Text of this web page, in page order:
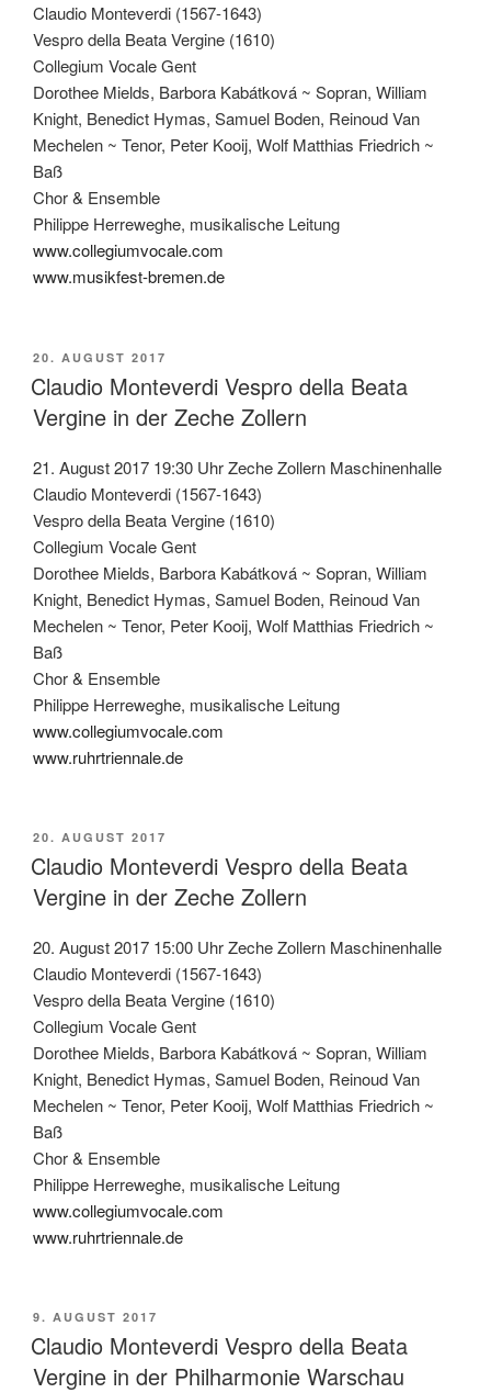
Claudio Monteverdi (1567-1643)
Vespro della Beata Vergine (1610)
Collegium Vocale Gent
Dorothee Mields, Barbora Kabátková ~ Sopran, William
Knight, Benedict Hymas, Samuel Boden, Reinoud Van
Mechelen ~ Tenor, Peter Kooij, Wolf Matthias Friedrich ~
Baß
Chor & Ensemble
Philippe Herreweghe, musikalische Leitung
www.collegiumvocale.com
www.musikfest-bremen.de
VERÖFFENTLICHT
AM
20. AUGUST 2017
Claudio Monteverdi Vespro della Beata
Vergine in der Zeche Zollern
21. August 2017 19:30 Uhr Zeche Zollern Maschinenhalle
Claudio Monteverdi (1567-1643)
Vespro della Beata Vergine (1610)
Collegium Vocale Gent
Dorothee Mields, Barbora Kabátková ~ Sopran, William
Knight, Benedict Hymas, Samuel Boden, Reinoud Van
Mechelen ~ Tenor, Peter Kooij, Wolf Matthias Friedrich ~
Baß
Chor & Ensemble
Philippe Herreweghe, musikalische Leitung
www.collegiumvocale.com
www.ruhrtriennale.de
VERÖFFENTLICHT
AM
20. AUGUST 2017
Claudio Monteverdi Vespro della Beata
Vergine in der Zeche Zollern
20. August 2017 15:00 Uhr Zeche Zollern Maschinenhalle
Claudio Monteverdi (1567-1643)
Vespro della Beata Vergine (1610)
Collegium Vocale Gent
Dorothee Mields, Barbora Kabátková ~ Sopran, William
Knight, Benedict Hymas, Samuel Boden, Reinoud Van
Mechelen ~ Tenor, Peter Kooij, Wolf Matthias Friedrich ~
Baß
Chor & Ensemble
Philippe Herreweghe, musikalische Leitung
www.collegiumvocale.com
www.ruhrtriennale.de
VERÖFFENTLICHT
AM
9. AUGUST 2017
Claudio Monteverdi Vespro della Beata
Vergine in der Philharmonie Warschau